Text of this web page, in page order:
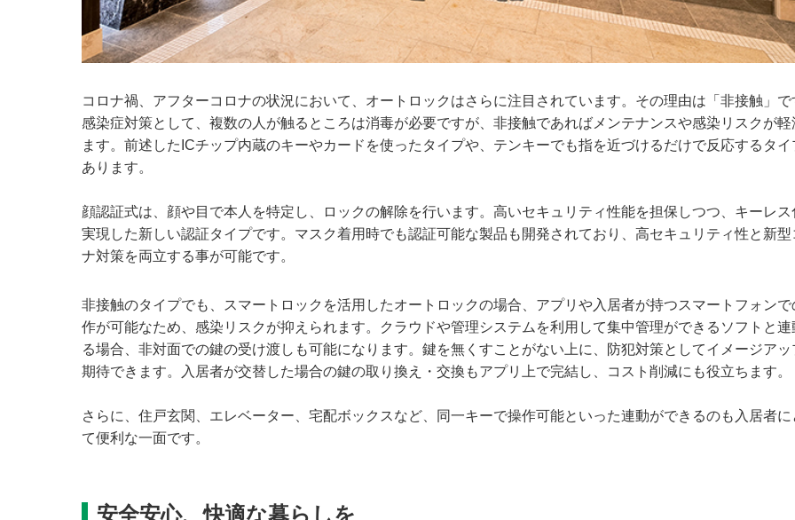
コロナ禍、アフターコロナの状況において、オートロックはさらに注目されています。その理由は「非接触」で
感染症対策として、複数の人が触るところは消毒が必要ですが、非接触であればメンテナンスや感染リスクが軽
ます。前述したICチップ内蔵のキーやカードを使ったタイプや、テンキーでも指を近づけるだけで反応するタイ
あります。
顔認証式は、顔や目で本人を特定し、ロックの解除を行います。高いセキュリティ性能を担保しつつ、キーレス
実現した新しい認証タイプです。マスク着用時でも認証可能な製品も開発されており、高セキュリティ性と新型
ナ対策を両立する事が可能です。
非接触のタイプでも、スマートロックを活用したオートロックの場合、アプリや入居者が持つスマートフォンで
作が可能なため、感染リスクが抑えられます。クラウドや管理システムを利用して集中管理ができるソフトと連
る場合、非対面での鍵の受け渡しも可能になります。鍵を無くすことがない上に、防犯対策としてイメージアッ
期待できます。入居者が交替した場合の鍵の取り換え・交換もアプリ上で完結し、コスト削減にも役立ちます。
さらに、住戸玄関、エレベーター、宅配ボックスなど、同一キーで操作可能といった連動ができるのも入居者に
て便利な一面です。
安全安心、快適な暮らしを